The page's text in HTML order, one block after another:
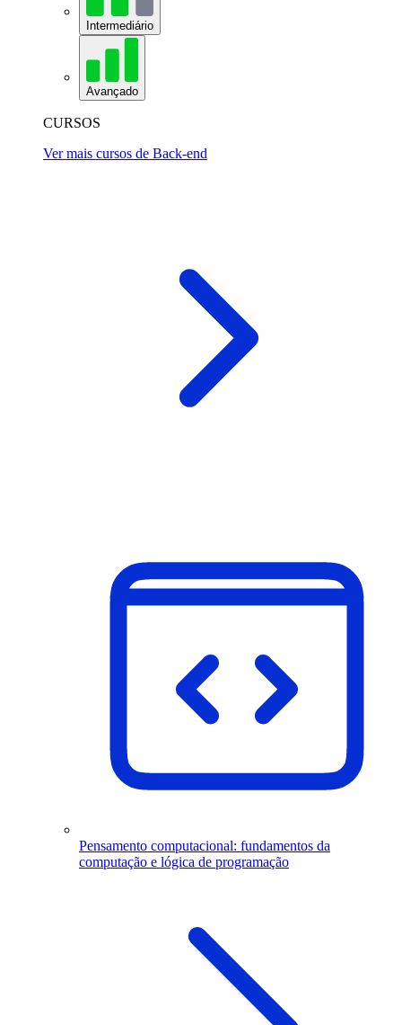
Intermediário
Avançado
CURSOS
Ver mais cursos de Back-end
Pensamento computacional: fundamentos da
computação e lógica de programação